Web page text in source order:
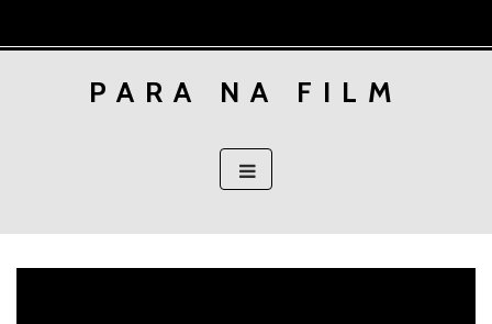
to
PARA NA FILM